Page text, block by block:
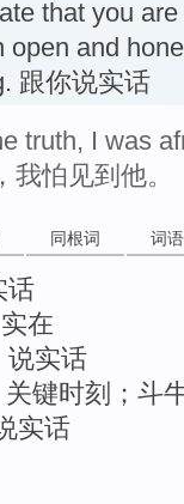
that you
open and
跟你说实话
truth, I was
我怕见到他。
同根词 词
话
在
说实话
关键时刻；斗
实话